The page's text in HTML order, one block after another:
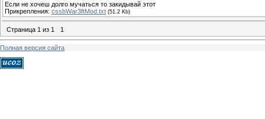
Если не хочеш долго мучаться то закидывай этот
Прикрепления: cssbWar3ftMod.txt (51.2 Kb)
Страница 1 из 1 1
Полная версия сайта